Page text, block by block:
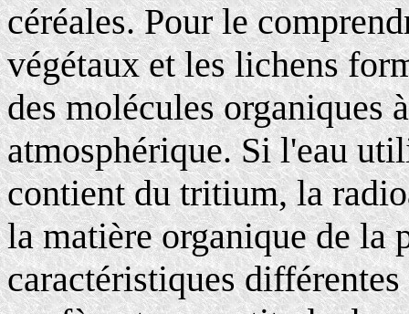
céréales. Pour le
végétaux et les lichens
des molécules organiques
atmosphérique. Si l'eau
contient du tritium, la
la matière organique de la
caractéristiques